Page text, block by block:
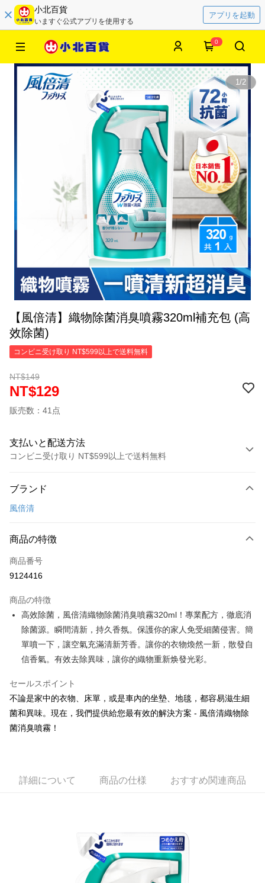
小北百貨
いますぐ公式アプリを使用する
アプリを起動
0
1/2
【風倍清】織物除菌消臭噴霧320ml補充包 (高
效除菌)
コンビニ受け取り NT$599以上で送料無料
NT$149
NT$129
販売数：41点
支払いと配送方法
コンビニ受け取り NT$599以上で送料無料
クレジットカード1回払い
LINE Pay
Apple Pay
Easy Wallet
Google Pay
AFTEE代金後払い
説明
1.お支払い方法でAFTEE代金後払いを選択すると、携帯電話認証ウィンド
ウが表示されます。
2.SMSで認証してお支払い手続を進めてください。
3.注文するときのお支払いは不要です。商品はご指定の住所に配送されま
す。
グでお支払いください。
お支払期限は、ショップが請求した期日と、AFTEEで延長できる日数をも
とに計算されます。AFTEEで注文すると、商品を受け取るまで支払い期限
を延長できますが、商品を期限内に受け取れない場合があります（例：予
約商品や商品到着日が比較的遅い商品）。そのため、商品到着の有無に関
ATM払い
配送方法
全家取貨付款
配送毎にNT$60、NT$599以上で送料無料
配送毎にNT$60、NT$599以上で送料無料
ブランド
風倍清
商品の特徴
商品番号
9124416
商品の特徴
高效除菌，風倍清織物除菌消臭噴霧320ml！專業配方，徹底消
除菌源。瞬間清新，持久香氛。保護你的家人免受細菌侵害。簡
單噴一下，讓空氣充滿清新芳香。讓你的衣物煥然一新，散發自
信香氣。有效去除異味，讓你的織物重新焕發光彩。
セールスポイント
不論是家中的衣物、床單，或是車內的坐墊、地毯，都容易滋生細
菌和異味。現在，我們提供給您最有效的解決方案 - 風倍清織物除
菌消臭噴霧！
詳細について 商品の仕様 おすすめ関連商品